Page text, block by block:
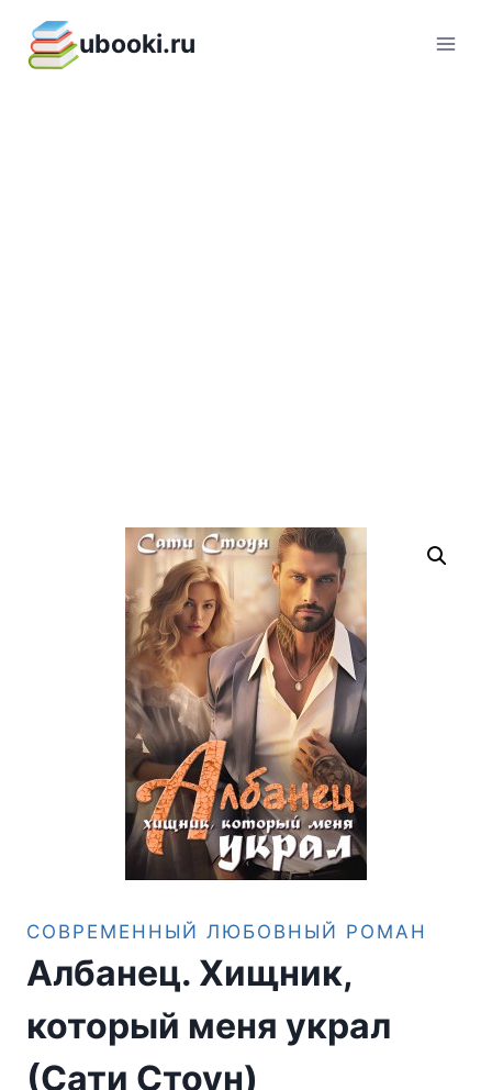
содержимому
ubooki.ru
СОВРЕМЕННЫЙ ЛЮБОВНЫЙ РОМАН
Албанец. Хищник,
который меня украл
(Сати Стоун)